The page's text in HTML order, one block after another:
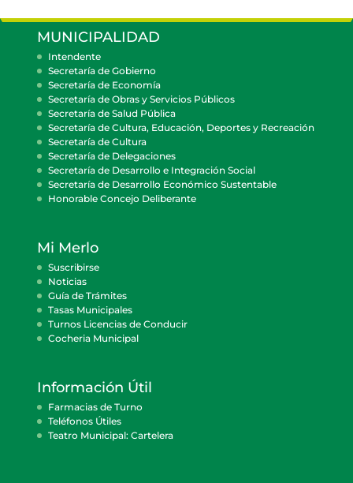
MUNICIPALIDAD
Intendente
Secretaría de Gobierno
Secretaría de Economía
Secretaría de Obras y Servicios Públicos
Secretaría de Salud Pública
Secretaría de Cultura, Educación, Deportes y Recreación
Secretaría de Cultura
Secretaría de Delegaciones
Secretaría de Desarrollo e Integración Social
Secretaría de Desarrollo Económico Sustentable
Honorable Concejo Deliberante
Mi Merlo
Suscribirse
Noticias
Guía de Trámites
Tasas Municipales
Turnos Licencias de Conducir
Cocheria Municipal
Información Útil
Farmacias de Turno
Teléfonos Útiles
Teatro Municipal: Cartelera